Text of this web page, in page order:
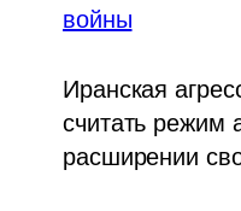
войны
Иранская
считать режим
расширении